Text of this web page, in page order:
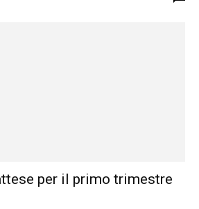
per il primo trimestre